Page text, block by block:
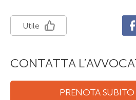
Utile
CONTATTA
PRENOTA